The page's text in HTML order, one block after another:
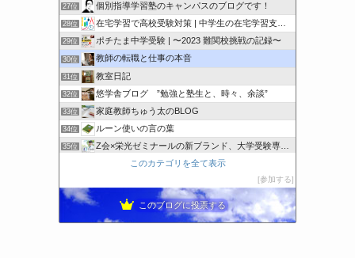
27位 個別指導学習塾のキャンパスのブログです！
28位 在宅学習で高校受験対策 | 中学生の在宅学習支援教室
29位 ポチたま中学受験 | 〜2023 難関校挑戦の記録〜
30位 教師の転職と仕事の本音
31位 教室日記
32位 悠学舎ブログ ”勉強と塾生と、時々、余談”
33位 家庭教師ちゅう太のBLOG
34位 ルーン使いの言の葉
35位 Z会×栄光ゼミナールの新ブランド、大学受験専門塾。
学習塾ミチビキ
金の卵に磨き上げるニワトリ 2021中学受験
このカテゴリを全て表示
参加する
このブログに投票する